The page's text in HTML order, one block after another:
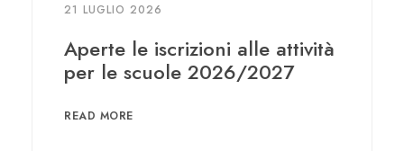
21 LUGLIO 2026
Aperte le iscrizioni alle attività
per le scuole 2026/2027
READ MORE